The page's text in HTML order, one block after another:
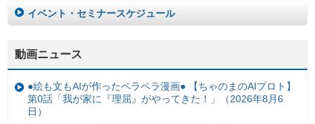
イベント・セミナースケジュール
動画ニュース
●絵も文もAIが作ったペラペラ漫画● 【ちゃのまのAIプロト】
第0話「我が家に『理屈』がやってきた！」（2026年8月6
日）